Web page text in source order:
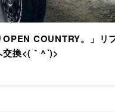
OPEN COUNTRY。」リ
換<(｀^´)>